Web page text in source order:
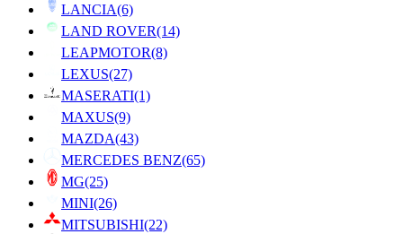
LANCIA(6)
LAND ROVER(14)
LEAPMOTOR(8)
LEXUS(27)
MASERATI(1)
MAXUS(9)
MAZDA(43)
MERCEDES BENZ(65)
MG(25)
MINI(26)
MITSUBISHI(22)